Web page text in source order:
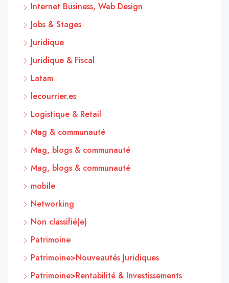
Internet Business, Web Design
Jobs & Stages
Juridique
Juridique & Fiscal
Latam
lecourrier.es
Logistique & Retail
Mag & communauté
Mag, blogs & communauté
Mag, blogs & communauté
mobile
Networking
Non classifié(e)
Patrimoine
Patrimoine>Nouveautés Juridiques
Patrimoine>Rentabilité & Investissements